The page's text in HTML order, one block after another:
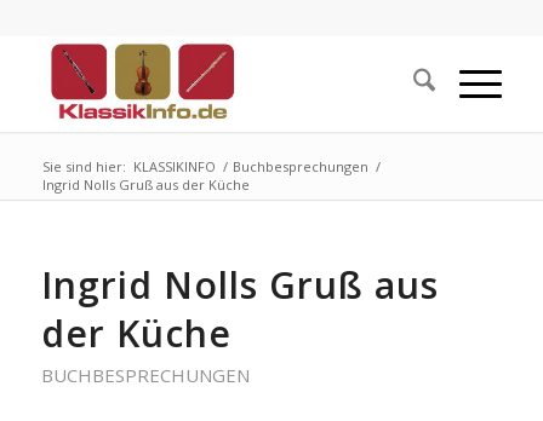
Sie sind hier: KLASSIKINFO / Buchbesprechungen /
Ingrid Nolls Gruß aus der Küche
Ingrid Nolls Gruß aus
der Küche
BUCHBESPRECHUNGEN